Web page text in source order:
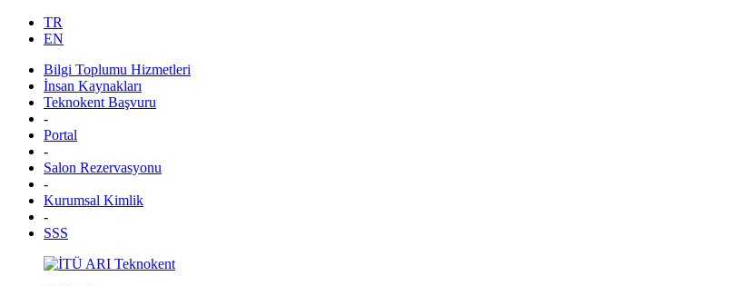
TR
EN
Bilgi Toplumu Hizmetleri
İnsan Kaynakları
Teknokent Başvuru
-
Portal
-
Salon Rezervasyonu
-
Kurumsal Kimlik
-
SSS